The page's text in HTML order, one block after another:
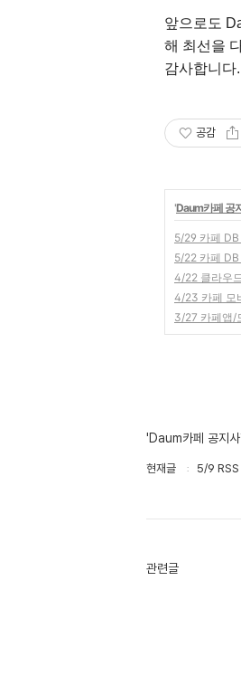
앞으로도
해 최선을
감사합니다.
공감
'Daum카페 공
5/29 카페
5/22 카페
4/22 클라우
4/23 카페 모
3/27 카페앱/
'Daum카페 공지
현재글 5/9 RSS
관련글